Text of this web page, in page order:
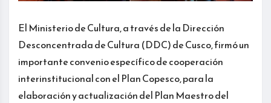
El Ministerio de Cultura, a través de la Dirección
Desconcentrada de Cultura (DDC) de Cusco, firmó un
importante convenio específico de cooperación
interinstitucional con el Plan Copesco, para la
elaboración y actualización del Plan Maestro del